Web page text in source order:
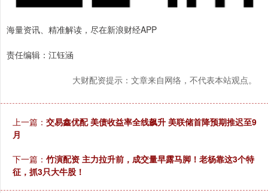
海量资讯、精准解读，尽在新浪财经APP
责任编辑：江钰涵
大财配资提示：文章来自网络，不代表本站观点。
上一篇： 交易鑫优配 美债收益率全线飙升 美联储首降预期推迟至9
月
下一篇： 竹演配资 主力拉升前，成交量早露马脚！老杨靠这3个特
征，抓3只大牛股！